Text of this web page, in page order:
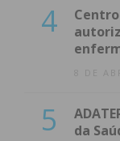
4
8 DE
5
da